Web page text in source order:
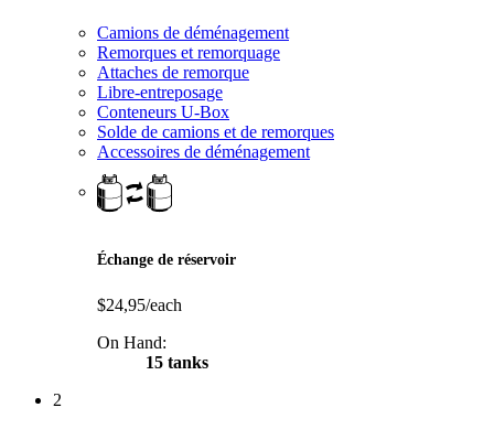
Camions de déménagement
Remorques et remorquage
Attaches de remorque
Libre-entreposage
Conteneurs U-Box
Solde de camions et de remorques
Accessoires de déménagement
Échange de réservoir
$24,95/each
On Hand:
15 tanks
2